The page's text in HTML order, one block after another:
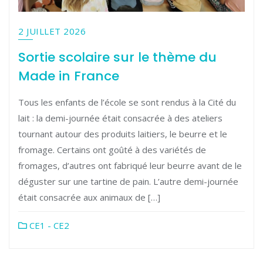
2 JUILLET 2026
Sortie scolaire sur le thème du
Made in France
Tous les enfants de l’école se sont rendus à la Cité du
lait : la demi-journée était consacrée à des ateliers
tournant autour des produits laitiers, le beurre et le
fromage. Certains ont goûté à des variétés de
fromages, d’autres ont fabriqué leur beurre avant de le
déguster sur une tartine de pain. L’autre demi-journée
était consacrée aux animaux de […]
CE1 - CE2